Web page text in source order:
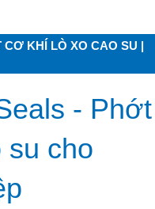
KHÍ LÒ XO CAO SU |
- Phớt
cho